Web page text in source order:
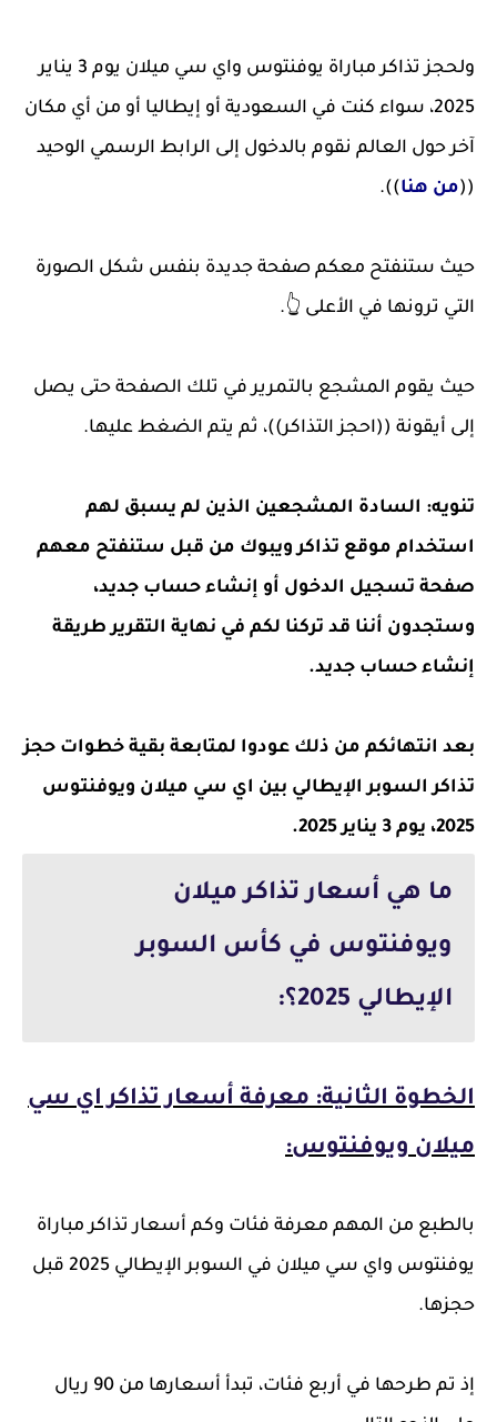
ولحجز تذاكر مباراة يوفنتوس واي سي ميلان يوم 3 يناير
2025، سواء كنت في السعودية أو إيطاليا أو من أي مكان
آخر حول العالم نقوم بالدخول إلى الرابط الرسمي الوحيد
((من هنا)).
حيث ستنفتح معكم صفحة جديدة بنفس شكل الصورة
التي ترونها في الأعلى 👆.
حيث يقوم المشجع بالتمرير في تلك الصفحة حتى يصل
إلى أيقونة ((احجز التذاكر))، ثم يتم الضغط عليها.
تنويه: السادة المشجعين الذين لم يسبق لهم
استخدام موقع تذاكر ويبوك من قبل ستنفتح معهم
صفحة تسجيل الدخول أو إنشاء حساب جديد،
وستجدون أننا قد تركنا لكم في نهاية التقرير طريقة
إنشاء حساب جديد.
بعد انتهائكم من ذلك عودوا لمتابعة بقية خطوات حجز
تذاكر السوبر الإيطالي بين اي سي ميلان ويوفنتوس
2025، يوم 3 يناير 2025.
ما هي أسعار تذاكر ميلان
ويوفنتوس في كأس السوبر
الإيطالي 2025؟:
الخطوة الثانية: معرفة أسعار تذاكر اي سي
ميلان ويوفنتوس:
بالطبع من المهم معرفة فئات وكم أسعار تذاكر مباراة
يوفنتوس واي سي ميلان في السوبر الإيطالي 2025 قبل
حجزها.
إذ تم طرحها في أربع فئات، تبدأ أسعارها من 90 ريال